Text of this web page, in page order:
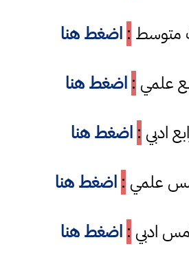
متوسط : اضغط هنا
علمي : اضغط هنا
ادبي : اضغط هنا
علمي : اضغط هنا
ادبي : اضغط هنا